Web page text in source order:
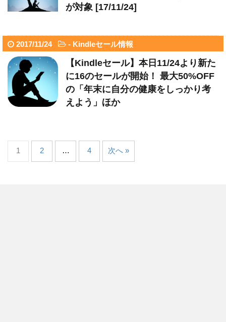
が対象 [17/11/24]
2017/11/24 - Kindleセール情報
【Kindleセール】本日11/24より新た
に16のセールが開始！ 最大50%OFF
の「年末に自分の健康をしっかり考
えよう」ほか
1 2 … 4 次へ »